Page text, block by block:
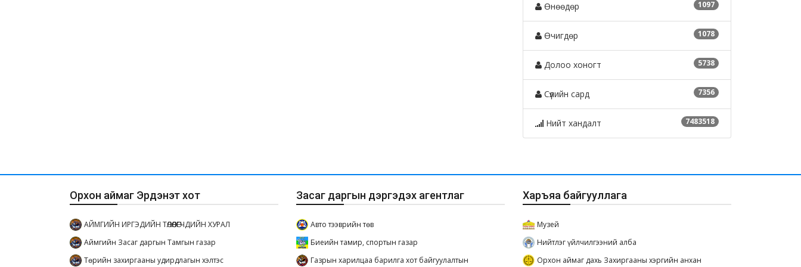
1097
Өнөөдөр
1078
Өчигдөр
5738
Долоо хоногт
7356
Сүүлийн сард
7483518
Нийт хандалт
Орхон аймаг Эрдэнэт хот
АЙМГИЙН ИРГЭДИЙН ТӨЛӨӨЛӨГЧДИЙН ХУРАЛ
Аймгийн Засаг даргын Тамгын газар
Төрийн захиргааны удирдлагын хэлтэс
Засаг даргын дэргэдэх агентлаг
Авто тээврийн төв
Биеийн тамир, спортын газар
Газрын харилцаа барилга хот байгуулалтын
Харъяа байгууллага
Музей
Нийтлэг үйлчилгээний алба
Орхон аймаг дахь Захиргааны хэргийн анхан